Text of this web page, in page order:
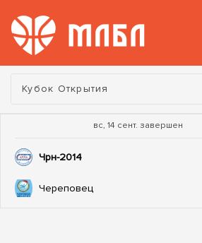
Турнир:
Кубок Открытия
вс, 14 сент. завершен
Чрн-2014
Череповец